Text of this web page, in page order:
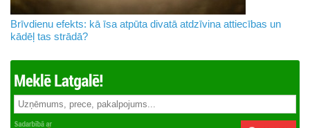
Brīvdienu efekts: kā īsa atpūta divatā atdzīvina attiecības un
kādēļ tas strādā?